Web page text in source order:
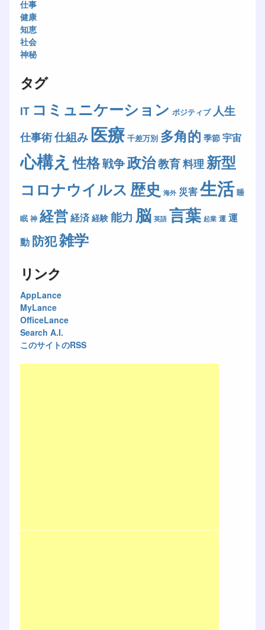
仕事
健康
知恵
社会
神秘
タグ
IT コミュニケーション ポジティブ 人生
仕事術仕組み医療 千差万別 多角的 季節 宇宙
心構え 性格戦争政治教育料理 新型
コロナウイルス 歴史 海外 災害生活 睡
眠 神 経営経済 経験 能力 脳 英語 言葉 起業 運 運
動 防犯雑学
リンク
AppLance
MyLance
OfficeLance
Search A.I.
このサイトのRSS